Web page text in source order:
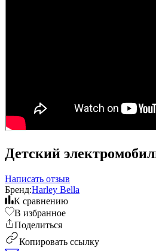
Детский
Написать отзыв
Бренд:Harley Bella
К сравнению
В избранное
Поделиться
Копировать ссылку